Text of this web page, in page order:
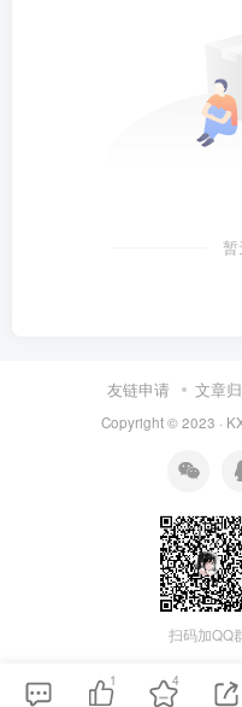
友链申请 文章
Copyright © 2023 ·
扫码加QQ
1 4